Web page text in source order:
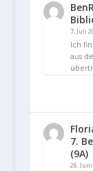
7. Juli
Ich
aus
7.
(9A)
26.